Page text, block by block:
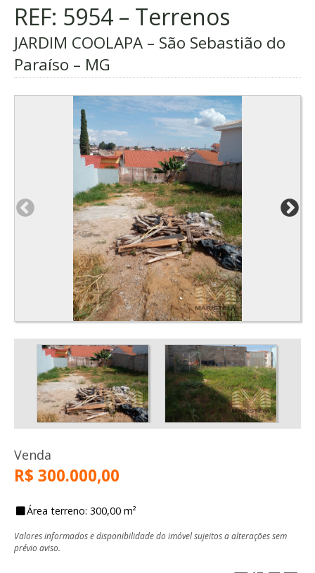
REF: 5954 – Terrenos
JARDIM COOLAPA – São Sebastião do
Paraíso – MG
Venda
R$ 300.000,00
Área terreno: 300,00 m²
Valores informados e disponibilidade do imóvel sujeitos a alterações sem
prévio aviso.